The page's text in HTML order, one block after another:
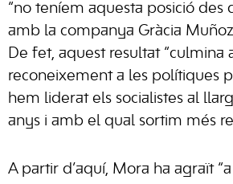
“no teníem aquesta posició des
amb la companya Gràcia
De fet, aquest resultat “culmina
reconeixement a les polítiques
hem liderat els socialistes al
anys i amb el qual sortim més
A partir d’aquí, Mora ha agraït